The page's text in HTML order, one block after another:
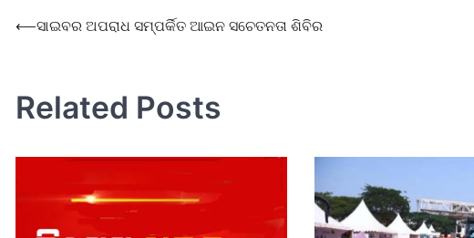
⟵ସାଇବର ଅପରାଧ ସମ୍ପର୍କିତ ଆଇନ ସଚେତନତା ଶିବିର
Related Posts